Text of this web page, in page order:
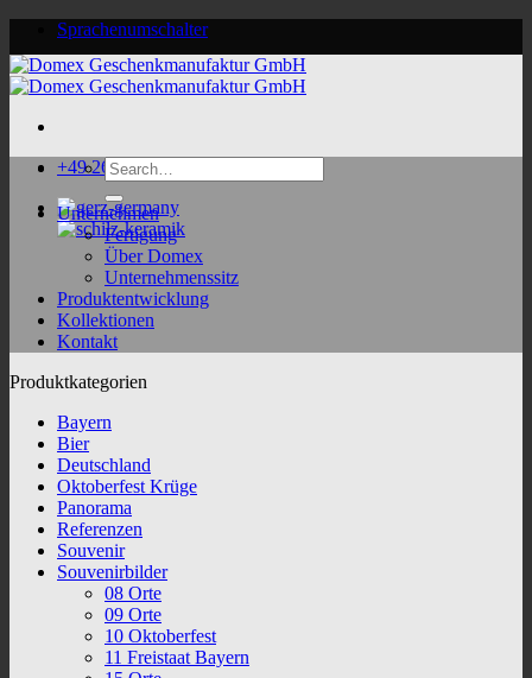
content
Sprachenumschalter
+49 2624 9188 0
Search
for:
Unternehmen
Fertigung
Über Domex
Unternehmenssitz
Produktentwicklung
Kollektionen
Kontakt
Produktkategorien
Bayern
Bier
Deutschland
Oktoberfest Krüge
Panorama
Referenzen
Souvenir
Souvenirbilder
08 Orte
09 Orte
10 Oktoberfest
11 Freistaat Bayern